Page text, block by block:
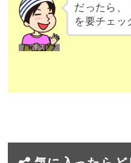
だったら、
を要チェッ